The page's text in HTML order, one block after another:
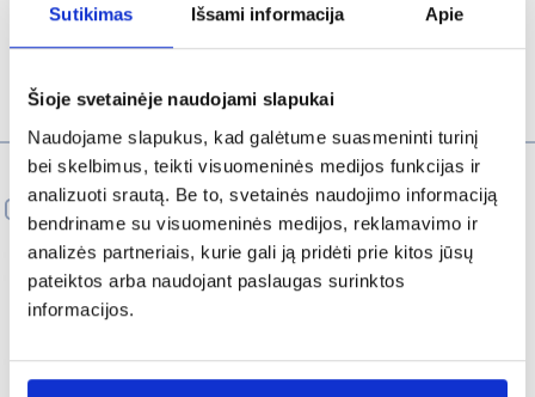
Sutikimas Išsami informacija Apie
Šioje svetainėje naudojami slapukai
Naudojame slapukus, kad galėtume suasmeninti turinį
bei skelbimus, teikti visuomeninės medijos funkcijas ir
analizuoti srautą. Be to, svetainės naudojimo informaciją
bendriname su visuomeninės medijos, reklamavimo ir
analizės partneriais, kurie gali ją pridėti prie kitos jūsų
pateiktos arba naudojant paslaugas surinktos
informacijos.
Rekomenduojami produktai